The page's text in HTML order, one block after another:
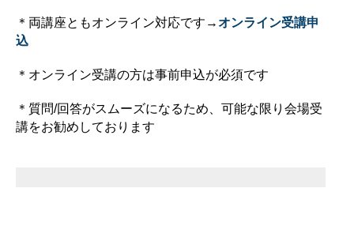
＊両講座ともオンライン対応です→オンライン受講申
込
＊オンライン受講の方は事前申込が必須です
＊質問/回答がスムーズになるため、可能な限り会場受
講をお勧めしております